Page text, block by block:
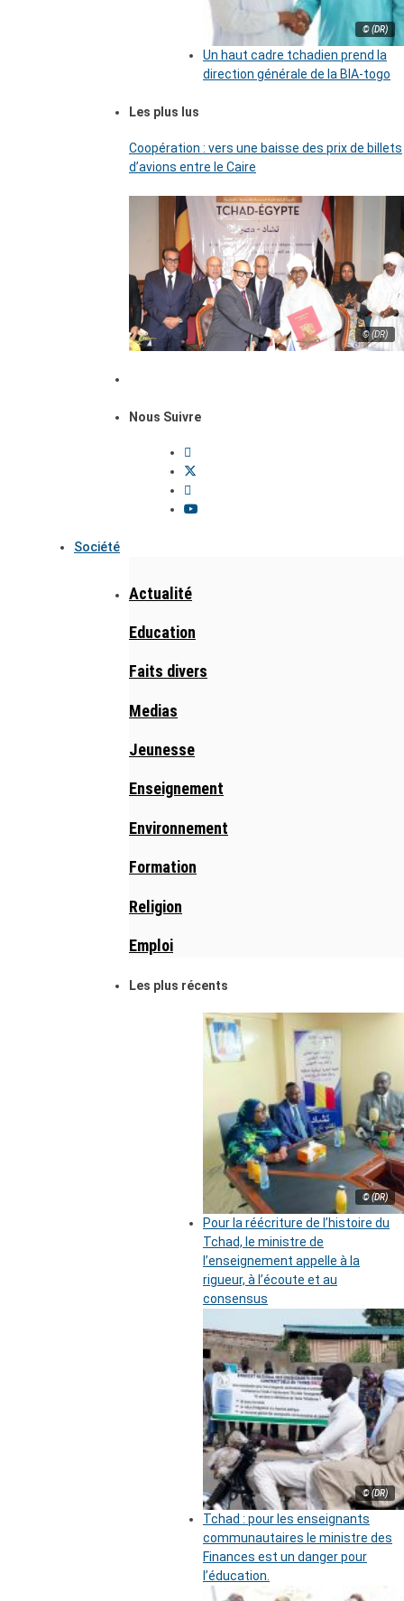
© (DR)
Un haut cadre tchadien prend la
direction générale de la BIA-togo
Les plus lus
Coopération : vers une baisse des prix de billets
d’avions entre le Caire
© (DR)
Nous Suivre
Société
Actualité
Education
Faits divers
Medias
Jeunesse
Enseignement
Environnement
Formation
Religion
Emploi
Les plus récents
© (DR)
Pour la réécriture de l’histoire du
Tchad, le ministre de
l’enseignement appelle à la
rigueur, à l’écoute et au
consensus
© (DR)
Tchad : pour les enseignants
communautaires le ministre des
Finances est un danger pour
l’éducation.